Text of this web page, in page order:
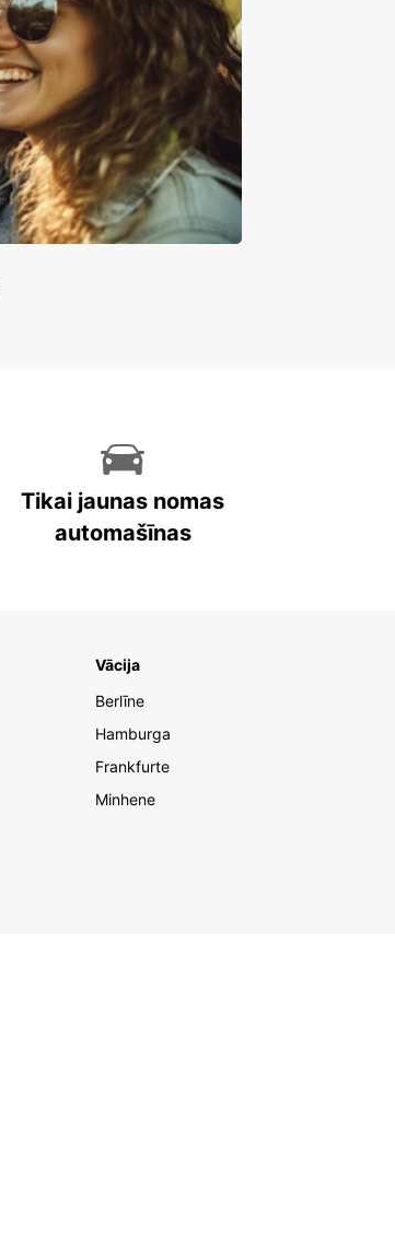
Tikai jaunas nomas
automašīnas
Vācija
Berlīne
Hamburga
Frankfurte
Minhene